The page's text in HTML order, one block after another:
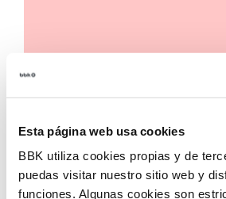
Esta página web usa cookies
BBK utiliza cookies propias y de
puedas visitar nuestro sitio web y
funciones. Algunas cookies son